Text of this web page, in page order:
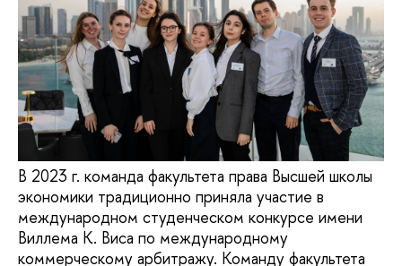
В 2023 г. команда факультета права Высшей школы
экономики традиционно приняла участие в
международном студенческом конкурсе имени
Виллема К. Виса по международному
коммерческому арбитражу. Команду факультета